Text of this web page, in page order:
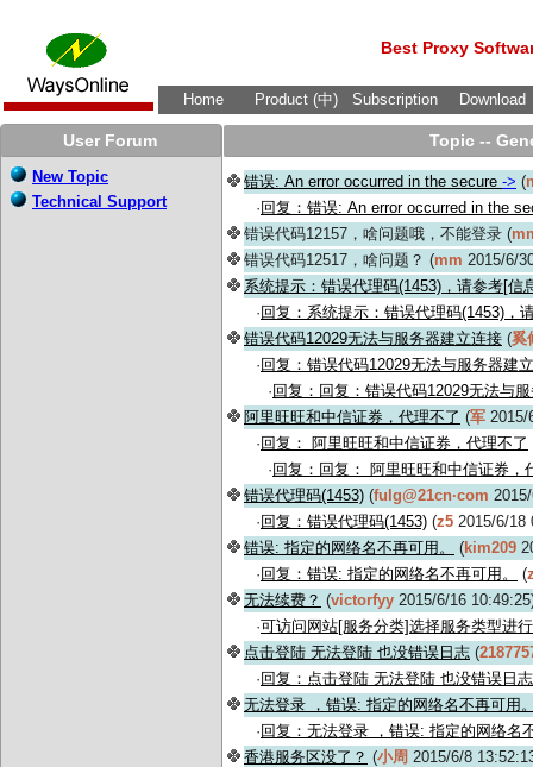
Best Proxy
Home Product (中) Subscription Download
User Forum
New Topic
Technical Support
Topic --
错误: An error occurred in the secure -> (
· 回复：错误: An error occurred in the
错误代码12157，啥问题哦，不能登录 (
错误代码12517，啥问题？ (mm 2015/6/
系统提示：错误代理码(1453)，请参考[信
· 回复：系统提示：错误代理码(1453)，
错误代码12029无法与服务器建立连接 (奚
· 回复：错误代码12029无法与服务器建
· 回复：回复：错误代码12029无法与
阿里旺旺和中信证券，代理不了 (军 2015/
· 回复： 阿里旺旺和中信证券，代理不了
· 回复：回复： 阿里旺旺和中信证券，
错误代理码(1453) (fulg@21cn·com
· 回复：错误代理码(1453) (z5 2015/6/18
错误: 指定的网络名不再可用。
(kim209
· 回复：错误: 指定的网络名不再可用。 (
无法续费？ (victorfyy 2015/6/16
·可访问网站[服务分类]选择服务类型进
点击登陆 无法登陆 也没错误日志 (
· 回复：点击登陆 无法登陆 也没错误日志
无法登录 ，错误: 指定的网络名不再可用
· 回复：无法登录 ，错误: 指定的网络名
香港服务区没了？ (小周 2015/6/8